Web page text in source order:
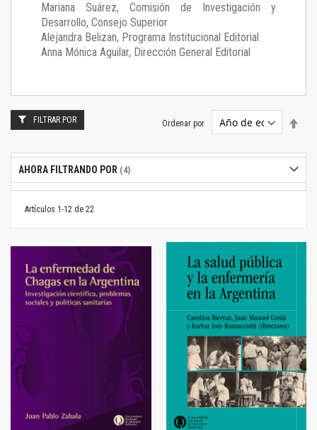
Mariana Suárez, Comisión de Investigación y
Desarrollo, Consejo Superior
Alejandra Belizan, Programa Institucional Editorial
Anna Mónica Aguilar, Dirección General Editorial
Artículos 1-12 de 22
Ordenar por
FILTRAR POR
AHORA FILTRANDO POR